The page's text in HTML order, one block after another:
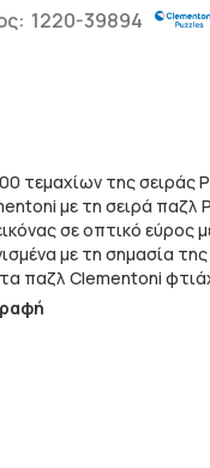
1220-39894
τεμαχίων της σειράς
με τη σειρά παζλ
σε οπτικό εύρος
με τη σημασία
παζλ Clementoni
υλικών,
ρύπους. - Τεμάχια Παζλ: 1000 -